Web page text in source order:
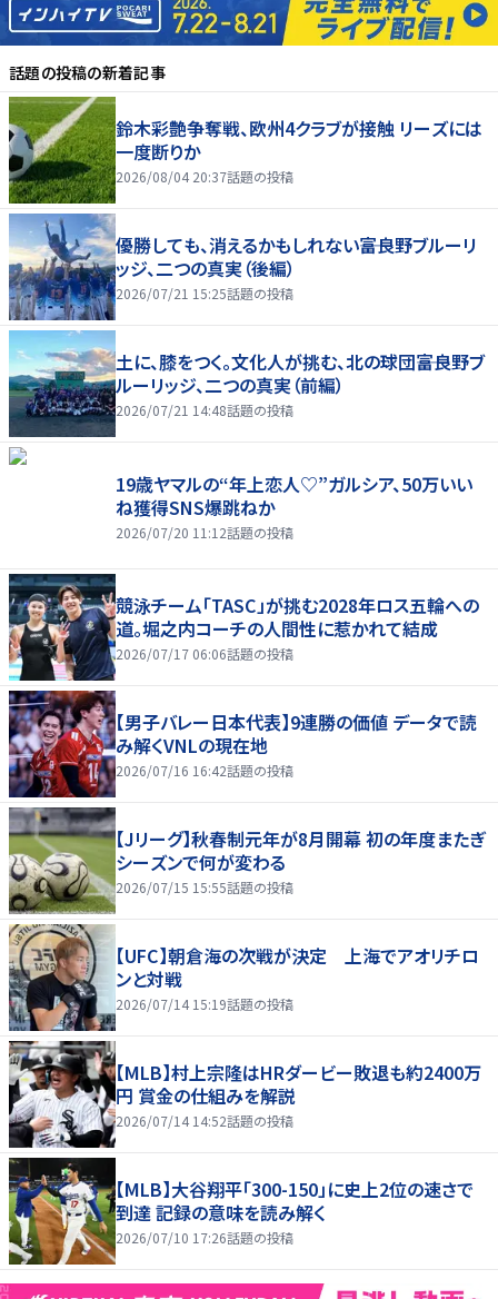
話題の投稿の新着記事
鈴木彩艶争奪戦、欧州4クラブが接触 リーズには
一度断りか
2026/08/04 20:37話題の投稿
優勝しても、消えるかもしれない――富良野ブルーリ
ッジ、二つの真実（後編）
2026/07/21 15:25話題の投稿
土に、膝をつく。文化人が挑む、北の球団――富良野ブ
ルーリッジ、二つの真実（前編）
2026/07/21 14:48話題の投稿
19歳ヤマルの“年上恋人♡”ガルシア、50万いい
ね獲得SNS爆跳ねか
2026/07/20 11:12話題の投稿
競泳チーム「TASC」が挑む2028年ロス五輪への
道。堀之内コーチの人間性に惹かれて結成
2026/07/17 06:06話題の投稿
【男子バレー日本代表】9連勝の価値 データで読
み解くVNLの現在地
2026/07/16 16:42話題の投稿
【Jリーグ】秋春制元年が8月開幕 初の年度またぎ
シーズンで何が変わる
2026/07/15 15:55話題の投稿
【UFC】朝倉海の次戦が決定 上海でアオリチロ
ンと対戦
2026/07/14 15:19話題の投稿
【MLB】村上宗隆はHRダービー敗退も約2400万
円 賞金の仕組みを解説
2026/07/14 14:52話題の投稿
【MLB】大谷翔平「300-150」に史上2位の速さで
到達 記録の意味を読み解く
2026/07/10 17:26話題の投稿